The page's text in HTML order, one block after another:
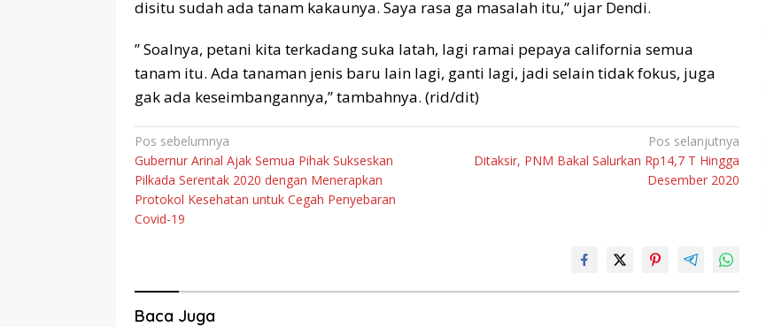
disitu sudah ada tanam kakaunya. Saya rasa ga masalah itu,” ujar Dendi.
” Soalnya, petani kita terkadang suka latah, lagi ramai pepaya california semua
tanam itu. Ada tanaman jenis baru lain lagi, ganti lagi, jadi selain tidak fokus, juga
gak ada keseimbangannya,” tambahnya. (rid/dit)
Navigasi
pos
Pos sebelumnya
Gubernur Arinal Ajak Semua Pihak Sukseskan
Pilkada Serentak 2020 dengan Menerapkan
Protokol Kesehatan untuk Cegah Penyebaran
Covid-19
Pos selanjutnya
Ditaksir, PNM Bakal Salurkan Rp14,7 T Hingga
Desember 2020
Baca Juga